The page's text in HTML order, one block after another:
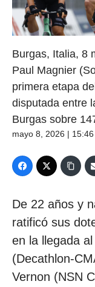
Burgas, Italia, 8
Paul Magnier
primera etapa
disputada entre
Burgas sobre
mayo 8, 2026 | 15:46
De 22 años y
ratificó sus
en la llegada
(Decathlon-
Vernon (NSN